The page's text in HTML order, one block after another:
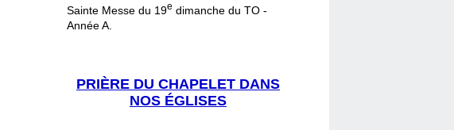
Sainte Messe du 19e dimanche du TO -
Année A.
PRIÈRE DU CHAPELET DANS
NOS ÉGLISES